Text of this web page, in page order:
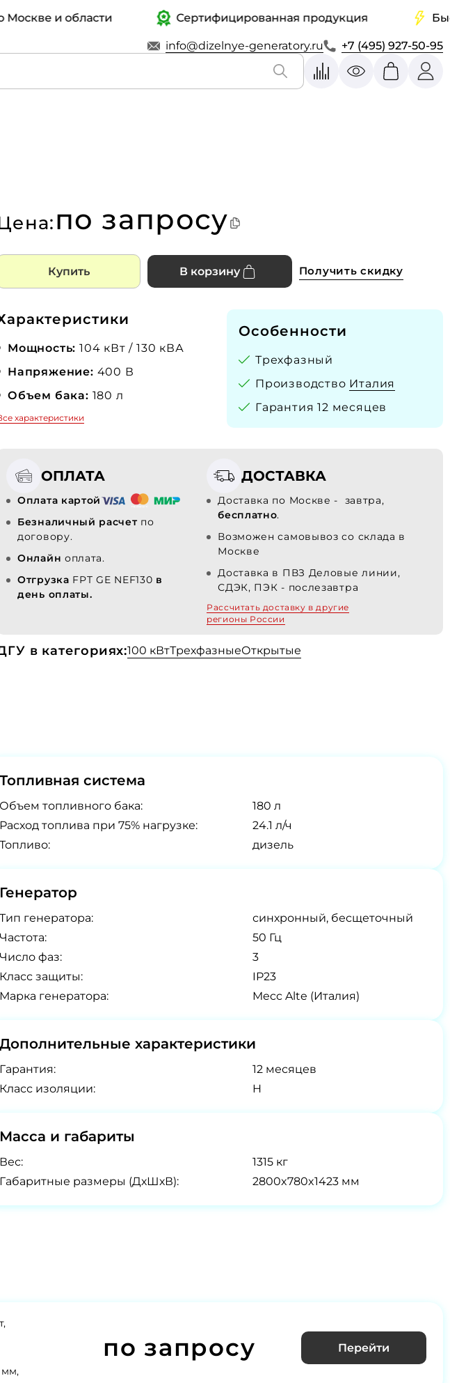
и области Сертифицированная продукция
info@dizelnye-generatory.ru +7 (495) 927-50-95
по запросу
Купить В корзину Получить скидку
Мощность: 104 кВт / 130 кВА
Напряжение: 400 В
Объем бака: 180 л
характеристики
Особенности
Трехфазный
Производство Италия
Гарантия 12 месяцев
ОПЛАТА
Оплата картой
Безналичный расчет по
договору.
Онлайн оплата.
Отгрузка FPT GE NEF130 в
день оплаты.
ДОСТАВКА
Доставка по Москве - завтра,
бесплатно.
Возможен самовывоз со склада в
Москве
Доставка в ПВЗ Деловые линии,
СДЭК, ПЭК - послезавтра
Рассчитать доставку в другие
регионы России
в категориях:100 кВтТрехфазныеОткрытые
Топливная система
Объем топливного бака:
180 л
Расход топлива при 75% нагрузке:
24.1 л/ч
Топливо:
дизель
Генератор
Tип генератора:
синхронный, бесщеточный
Частота:
50 Гц
Число фаз:
3
Класс защиты:
IP23
Марка генератора:
Mecc Alte (Италия)
Дополнительные характеристики
Гарантия:
12 месяцев
Класс изоляции:
H
Масса и габариты
Вес:
1315 кг
Габаритные размеры (ДхШхВ):
2800x780x1423 мм
мм,
по запросу Перейти